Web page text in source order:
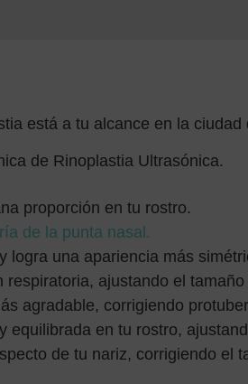
está a tu alcance en la ciudad
de Rinoplastia Ultrasónica.
proporción en tu rostro.
de la punta nasal.
logra una apariencia más
ajustando el
agradable, corrigiendo
equilibrada en tu rostro,
de tu nariz, corrigiendo el